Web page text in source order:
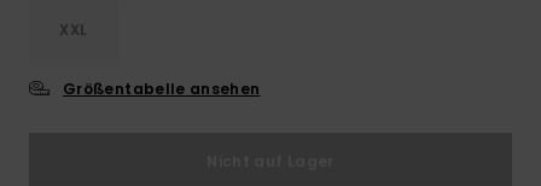
XXL
Größentabelle ansehen